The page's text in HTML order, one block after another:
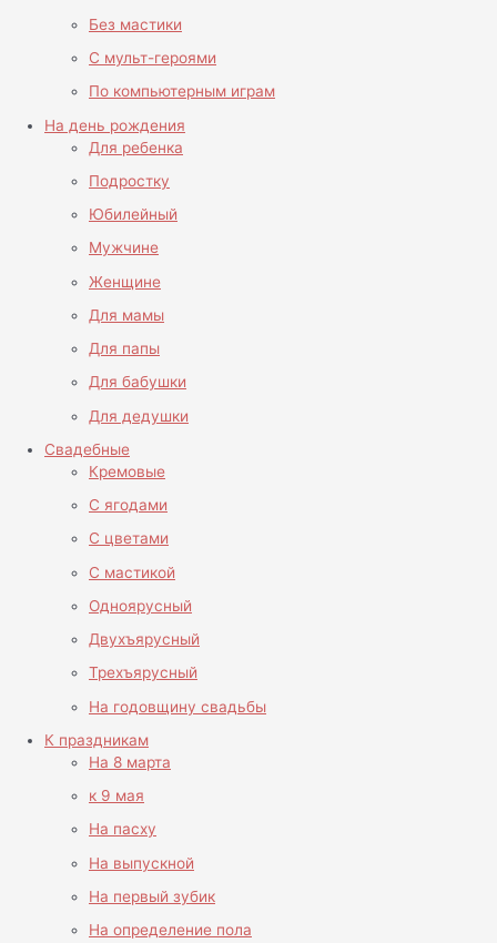
Без мастики
С мульт-героями
По компьютерным играм
На день рождения
Для ребенка
Подростку
Юбилейный
Мужчине
Женщине
Для мамы
Для папы
Для бабушки
Для дедушки
Свадебные
Кремовые
С ягодами
С цветами
С мастикой
Одноярусный
Двухъярусный
Трехъярусный
На годовщину свадьбы
К праздникам
На 8 марта
к 9 мая
На пасху
На выпускной
На первый зубик
На определение пола